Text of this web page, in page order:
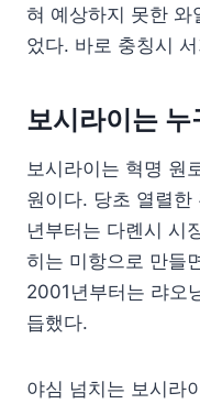
혀 예상하지 못한 와
었다. 바로 충칭시
보시라이는 누
보시라이는 혁명 원
원이다. 당초 열렬
년부터는 다롄시 시
히는 미항으로 만들
2001년부터는 랴오
듭했다.
야심 넘치는 보시라